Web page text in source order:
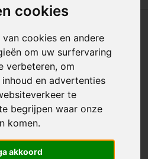
cookies
cookies en andere
om uw surfervaring
verbeteren, om
en advertenties
te
begrijpen waar onze
komen.
akkoord
gerecyclede